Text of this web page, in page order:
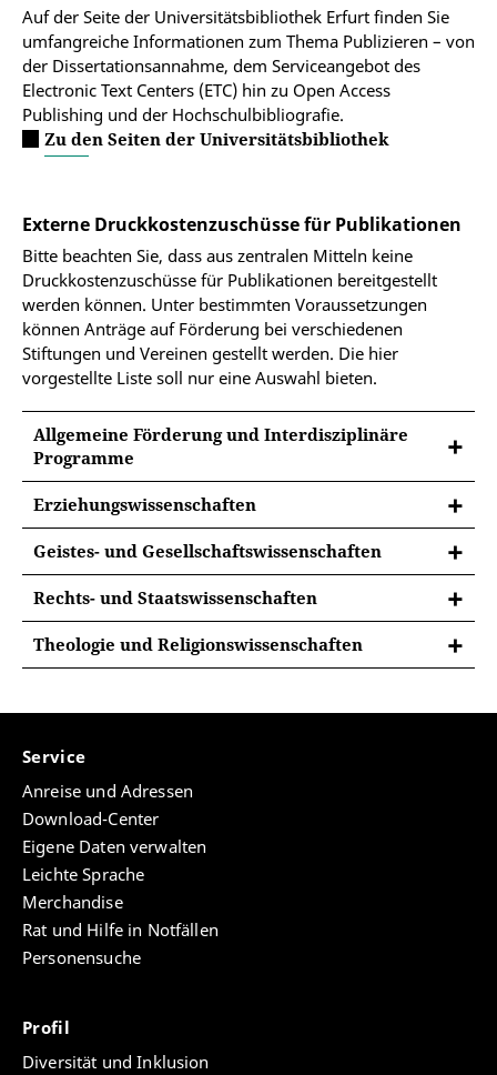
Auf der Seite der Universitätsbibliothek Erfurt finden Sie
umfangreiche Informationen zum Thema Publizieren – von
der Dissertationsannahme, dem Serviceangebot des
Electronic Text Centers (ETC) hin zu Open Access
Publishing und der Hochschulbibliografie.
Zu den Seiten der Universitätsbibliothek
Externe Druckkostenzuschüsse für Publikationen
Bitte beachten Sie, dass aus zentralen Mitteln keine
Druckkostenzuschüsse für Publikationen bereitgestellt
werden können. Unter bestimmten Voraussetzungen
können Anträge auf Förderung bei verschiedenen
Stiftungen und Vereinen gestellt werden. Die hier
vorgestellte Liste soll nur eine Auswahl bieten.
Allgemeine Förderung und Interdisziplinäre
Programme
Erziehungswissenschaften
martha muchow. Stiftung
Geistes- und Gesellschaftswissenschaften
Axel Springer Stiftung
Barbara Wengeler Stiftung
Geisteswissenschaften
Helmuth von Glasenapp-Stiftung
Richard Stury Stiftung
Stiftung Zeitlehren
Rechts- und Staatswissenschaften
Johanna und Fritz Buch Gedächtnis-Stiftung
Theologie und Religionswissenschaften
Service
Anreise und Adressen
Download-Center
Eigene Daten verwalten
Leichte Sprache
Merchandise
Rat und Hilfe in Notfällen
Personensuche
Profil
Diversität und Inklusion